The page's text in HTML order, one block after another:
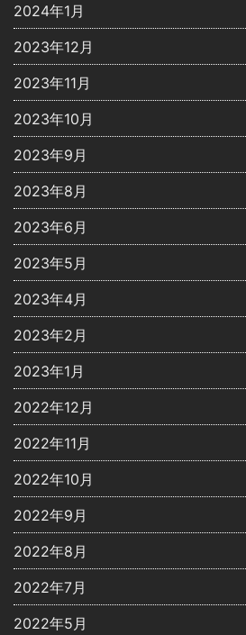
2024年1月
2023年12月
2023年11月
2023年10月
2023年9月
2023年8月
2023年6月
2023年5月
2023年4月
2023年2月
2023年1月
2022年12月
2022年11月
2022年10月
2022年9月
2022年8月
2022年7月
2022年5月